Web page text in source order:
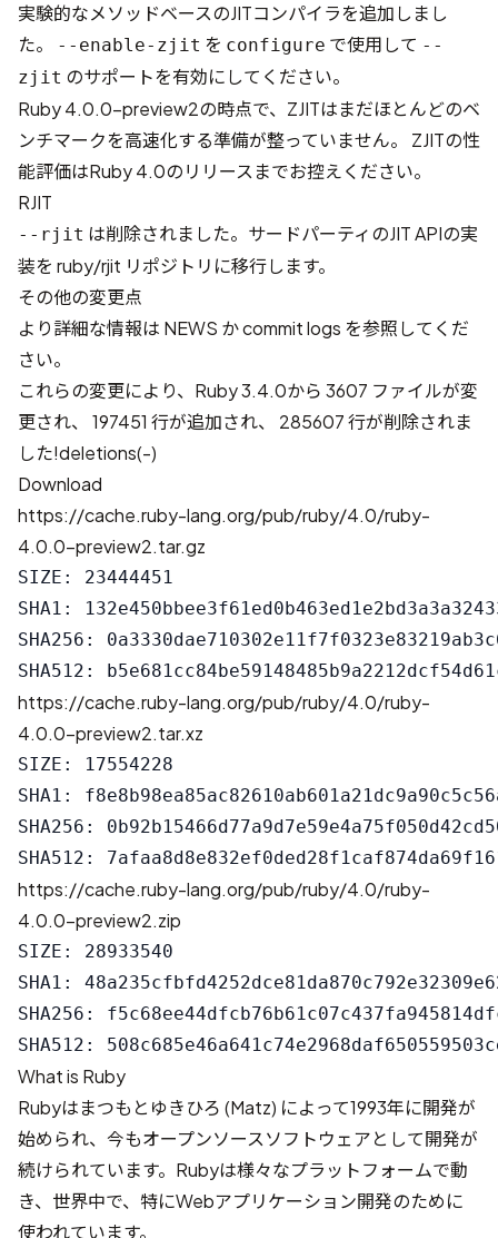
実験的なメソッドベースのJITコンパイラを追加しまし
た。
--enable-zjit を configure で使用して --
zjit のサポートを有効にしてください。
Ruby 4.0.0-preview2の時点で、ZJITはまだほとんどのベ
ンチマークを高速化する準備が整っていません。 ZJITの性
能評価はRuby 4.0のリリースまでお控えください。
RJIT
--rjit は削除されました。サードパーティのJIT APIの実
装を ruby/rjit リポジトリに移行します。
その他の変更点
より詳細な情報は NEWS かcommit logs を参照してくだ
さい。
これらの変更により、Ruby 3.4.0から 3607 ファイルが変
更され、 197451 行が追加され、 285607 行が削除されま
した!deletions(-)
Download
https://cache.ruby-lang.org/pub/ruby/4.0/ruby-
4.0.0-preview2.tar.gz
SIZE: 23444451
SHA1:
SHA256:
https://cache.ruby-lang.org/pub/ruby/4.0/ruby-
4.0.0-preview2.tar.xz
SIZE: 17554228
SHA1:
SHA256:
https://cache.ruby-lang.org/pub/ruby/4.0/ruby-
4.0.0-preview2.zip
SIZE: 28933540
SHA1:
SHA256:
What is Ruby
Rubyはまつもとゆきひろ (Matz) によって1993年に開発が
始められ、今もオープンソースソフトウェアとして開発が
続けられています。Rubyは様々なプラットフォームで動
き、世界中で、特にWebアプリケーション開発のために
使われています。